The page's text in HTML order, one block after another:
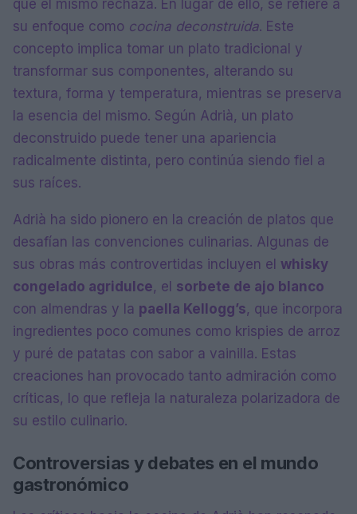
que él mismo rechaza. En lugar de ello, se refiere a
su enfoque como cocina deconstruida. Este
concepto implica tomar un plato tradicional y
transformar sus componentes, alterando su
textura, forma y temperatura, mientras se preserva
la esencia del mismo. Según Adrià, un plato
deconstruido puede tener una apariencia
radicalmente distinta, pero continúa siendo fiel a
sus raíces.
Adrià ha sido pionero en la creación de platos que
desafían las convenciones culinarias. Algunas de
sus obras más controvertidas incluyen el whisky
congelado agridulce, el sorbete de ajo blanco
con almendras y la paella Kellogg’s, que incorpora
ingredientes poco comunes como krispies de arroz
y puré de patatas con sabor a vainilla. Estas
creaciones han provocado tanto admiración como
críticas, lo que refleja la naturaleza polarizadora de
su estilo culinario.
Controversias y debates en el mundo
gastronómico